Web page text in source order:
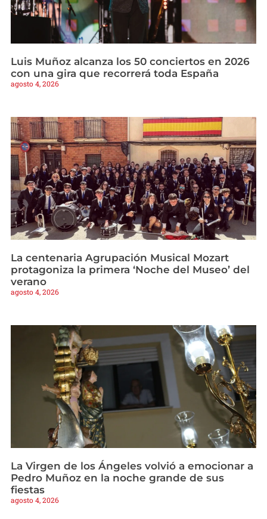
Luis Muñoz alcanza los 50 conciertos en 2026
con una gira que recorrerá toda España
agosto 4, 2026
La centenaria Agrupación Musical Mozart
protagoniza la primera ‘Noche del Museo’ del
verano
agosto 4, 2026
La Virgen de los Ángeles volvió a emocionar a
Pedro Muñoz en la noche grande de sus
fiestas
agosto 4, 2026